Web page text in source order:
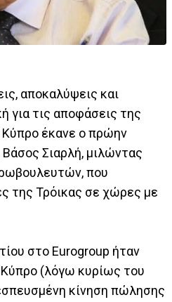
αποκαλύψεις και
για τις αποφάσεις της
Κύπρο έκανε ο πρώην
Σιαρλή, μιλώντας
που
της Τρόικας σε χώρες με
στο Eurogroup ήταν
(λόγω κυρίως του
κίνηση πώλησης